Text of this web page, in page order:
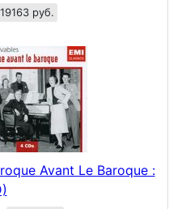
19163 руб.
Avant Le Baroque :